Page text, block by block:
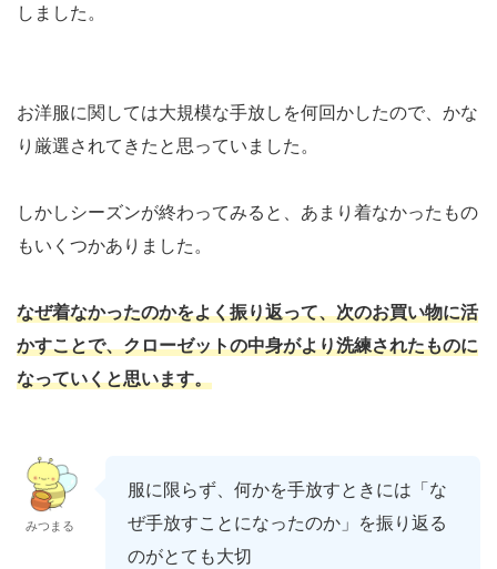
しました。
お洋服に関しては大規模な手放しを何回かしたので、かな
り厳選されてきたと思っていました。
しかしシーズンが終わってみると、あまり着なかったもの
もいくつかありました。
なぜ着なかったのかをよく振り返って、次のお買い物に活
かすことで、クローゼットの中身がより洗練されたものに
なっていくと思います。
みつまる
服に限らず、何かを手放すときには「な
ぜ手放すことになったのか」を振り返る
のがとても大切